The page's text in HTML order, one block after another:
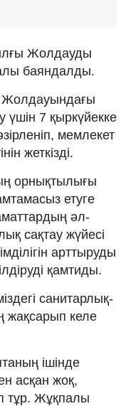
Жолдауды
баяндалды.
Жолдауындағы
үшін 7 қыркүйекке
мемлекет
жеткізді.
орнықтылығы
етуге
әл-
сақтау жүйесі
арттыруды
қамтиды.
санитарлық-
жақсарып келе
ішінде
асқан жоқ,
тұр. Жұқпалы